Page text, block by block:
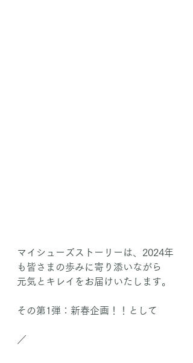
マイシューズストーリーは、2024年
も皆さまの歩みに寄り添いながら
元気とキレイをお届けいたします。
その第1弾：新春企画！！として
／